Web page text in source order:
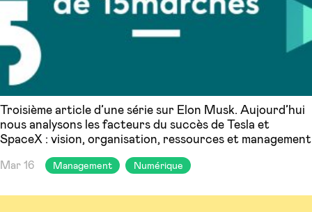
Troisième article d’une série sur Elon Musk. Aujourd’hui
nous analysons les facteurs du succès de Tesla et
SpaceX : vision, organisation, ressources et management
Mar 16 Management Numérique